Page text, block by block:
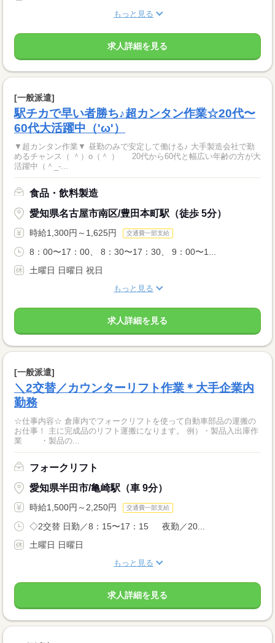
もっと見る
求人詳細を見る
[一般派遣]
駅チカで早い者勝ち♪超カンタン作業☆20代〜
60代大活躍中（'ω'）
▼超カンタン作業▼ 昼勤のみで安定して働ける♪ 大手製造会社で勤
めるチャンス（ ＾）o（＾ ） 20代から60代と幅広い年齢の方が大
活躍中（＾_-...
食品・飲料製造
愛知県名古屋市南区/豊田本町駅（徒歩 5分）
時給1,300円～1,625円 交通費一部支給
8：00〜17：00、 8：30〜17：30、 9：00〜1...
土曜日 日曜日 祝日
もっと見る
求人詳細を見る
[一般派遣]
＼2交替／カウンターリフト作業＊大手企業内
勤務
☆仕事内容☆ 倉庫内でフォークリフトを使って自動車部品の運搬の
お仕事！ 主に完成品のリフト運搬になります。 例）・製品入出庫作
業 ・製品の...
フォークリフト
愛知県半田市/亀崎駅（車 9分）
時給1,500円～2,250円 交通費一部支給
◇2交替 日勤／8：15〜17：15 夜勤／20...
土曜日 日曜日
もっと見る
求人詳細を見る